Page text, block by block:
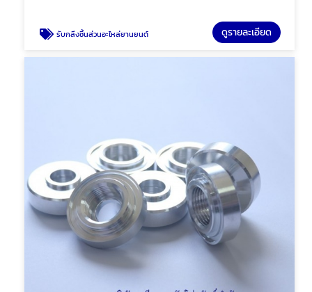
รับกลึงชิ้นส่วนอะไหล่ยานยนต์ ดูรายละเอียด